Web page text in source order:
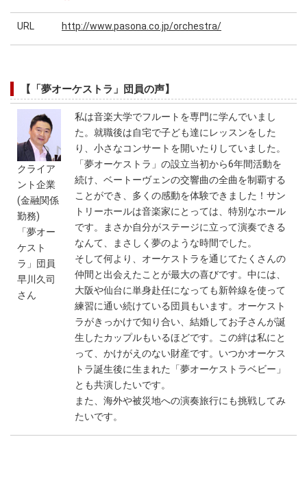
URL http://www.pasona.co.jp/orchestra/
【「夢オーケストラ」団員の声】
クライア
ント企業
(金融関係
勤務)
「夢オー
ケスト
ラ」団員
早川久司
さん
私は音楽大学でフルートを専門に学んでいまし
た。就職後は自宅で子ども達にレッスンをした
り、小さなコンサートを開いたりしていました。
「夢オーケストラ」の設立当初から6年間活動を
続け、ベートーヴェンの交響曲の全曲を制覇する
ことができ、多くの感動を体験できました！サン
トリーホールは音楽家にとっては、特別なホール
です。まさか自分がステージに立って演奏できる
なんて、まさしく夢のような時間でした。
そして何より、オーケストラを通じてたくさんの
仲間と出会えたことが最大の喜びです。中には、
大阪や仙台に単身赴任になっても新幹線を使って
練習に通い続けている団員もいます。オーケスト
ラがきっかけで知り合い、結婚してお子さんが誕
生したカップルもいるほどです。この絆は私にと
って、かけがえのない財産です。いつかオーケス
トラ誕生後に生まれた「夢オーケストラベビー」
とも共演したいです。
また、海外や被災地への演奏旅行にも挑戦してみ
たいです。